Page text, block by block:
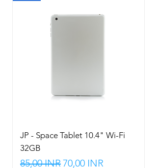
JP - Space Tablet 10.4" Wi-Fi
32GB
Precio
85,00 INRPrecio de oferta
70,00 INR